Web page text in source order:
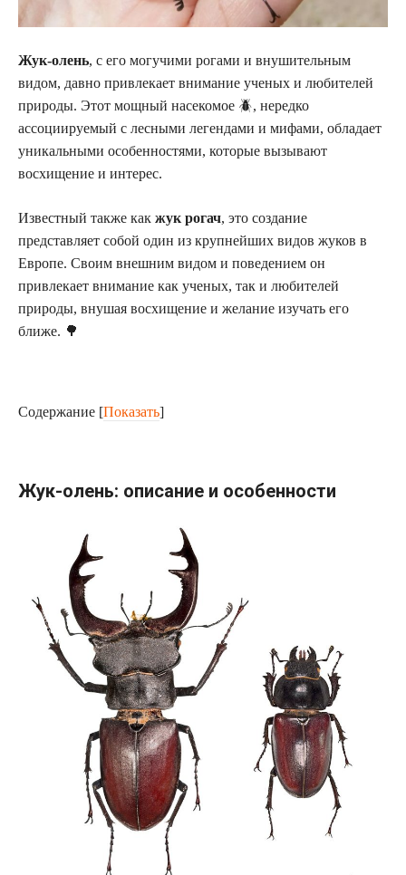
Жук-олень, с его могучими рогами и внушительным
видом, давно привлекает внимание ученых и любителей
природы. Этот мощный насекомое 🪲, нередко
ассоциируемый с лесными легендами и мифами, обладает
уникальными особенностями, которые вызывают
восхищение и интерес.
Известный также как жук рогач, это создание
представляет собой один из крупнейших видов жуков в
Европе. Своим внешним видом и поведением он
привлекает внимание как ученых, так и любителей
природы, внушая восхищение и желание изучать его
ближе. 🌳
Содержание [Показать]
Жук-олень: описание и особенности